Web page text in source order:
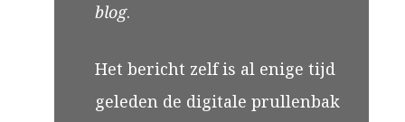
blog.
Het bericht zelf is al enige tijd
geleden de digitale prullenbak